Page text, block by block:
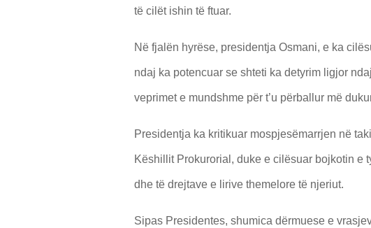
të cilët ishin të ftuar.
Në fjalën hyrëse, presidentja Osmani, e ka
ndaj ka potencuar se shteti ka detyrim ligjor
veprimet e mundshme për t’u përballur më
Presidentja ka kritikuar mospjesëmarrjen në
Këshillit Prokurorial, duke e cilësuar bojkotin e
dhe të drejtave e lirive themelore të njeriut.
Sipas Presidentes, shumica dërmuese e